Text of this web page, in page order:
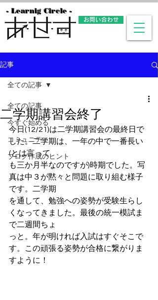
- Learnig Circle -
お問い合わせ
記事
全ての記事
今すぐ始める
コミュニティ
ブログ作成のヒント
全ての記事
二学期講習会終了
今日(12/21)は二学期講習会の最終日で
した。二学期は、一年の中で一番長い
(とは言って
も三か月半なのですが)時期でした。写
真は中３が黙々と問題に取り組む様子
です。二学期
を通して、勉強への姿勢が受験生らし
くなってきました。最後の統一模試ま
で二週間ちょ
っと。年が明ければ入試はすぐそこで
す。この頑張る姿勢が合格に繋がりま
すように！